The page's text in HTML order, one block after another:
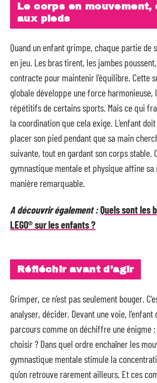
Le corps en mouvement,
aux pieds
Quand un enfant grimpe, chaque partie de
en jeu. Les bras tirent, les jambes
contracte pour maintenir l’équilibre. Cette
globale développe une force harmonieuse,
répétitifs de certains sports. Mais ce qui
la coordination que cela exige. L’enfant
placer son pied pendant que sa main
suivante, tout en gardant son corps stable.
gymnastique mentale et physique affine sa
manière remarquable.
A découvrir également :Quels sont les
LEGO® sur les enfants ?
Réfléchir avant d’agir
Grimper, ce n’est pas seulement bouger.
analyser, décider. Devant une voie,
parcours comme on déchiffre une énigme
choisir ? Dans quel ordre enchaîner les
gymnastique mentale stimule la
qu’on retrouve rarement ailleurs. Et ces